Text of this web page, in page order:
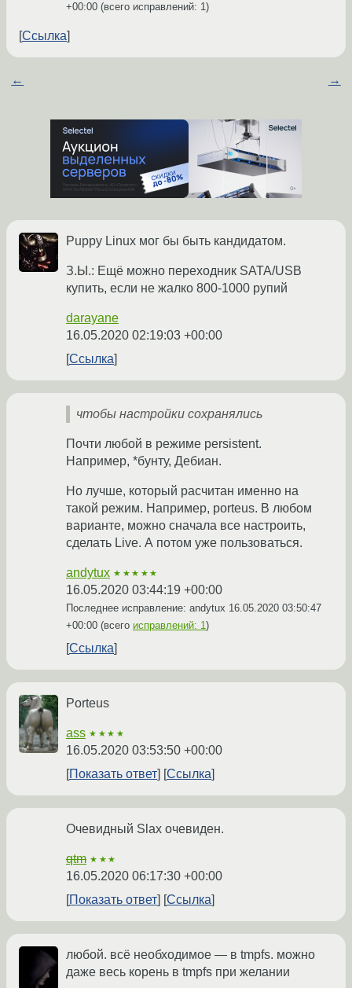
+00:00 (всего исправлений: 1)
Ссылка
← →
Puppy Linux мог бы быть кандидатом.
З.Ы.: Ещё можно переходник SATA/USB
купить, если не жалко 800-1000 рупий
darayane
16.05.2020 02:19:03 +00:00
Ссылка
чтобы настройки сохранялись
Почти любой в режиме persistent.
Например, *бунту, Дебиан.
Но лучше, который расчитан именно на
такой режим. Например, porteus. В любом
варианте, можно сначала все настроить,
сделать Live. А потом уже пользоваться.
andytux ★★★★★
16.05.2020 03:44:19 +00:00
Последнее исправление: andytux 16.05.2020 03:50:47
+00:00 (всего исправлений: 1)
Ссылка
Porteus
ass ★★★★
16.05.2020 03:53:50 +00:00
Показать ответ
Ссылка
Очевидный Slax очевиден.
qtm ★★★
16.05.2020 06:17:30 +00:00
Показать ответ
Ссылка
любой. всё необходимое — в tmpfs. можно
даже весь корень в tmpfs при желании